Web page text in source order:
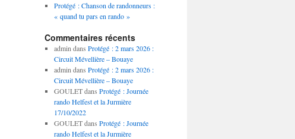
Protégé : Chanson de randonneurs :
« quand tu pars en rando »
Commentaires récents
admin dans Protégé : 2 mars 2026 :
Circuit Mévellière – Bouaye
admin dans Protégé : 2 mars 2026 :
Circuit Mévellière – Bouaye
GOULETdans Protégé : Journée
rando Helfest et la Jurmière
17/10/2022
GOULETdans Protégé : Journée
rando Helfest et la Jurmière